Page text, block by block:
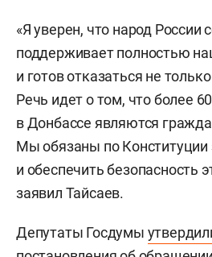
«Я уверен, что народ России
поддерживает полностью
и готов отказаться не
Речь идет о том, что более
в Донбассе являются
Мы обязаны по Конституции
и обеспечить безопасность
заявил Тайсаев.
Депутаты Госдумы